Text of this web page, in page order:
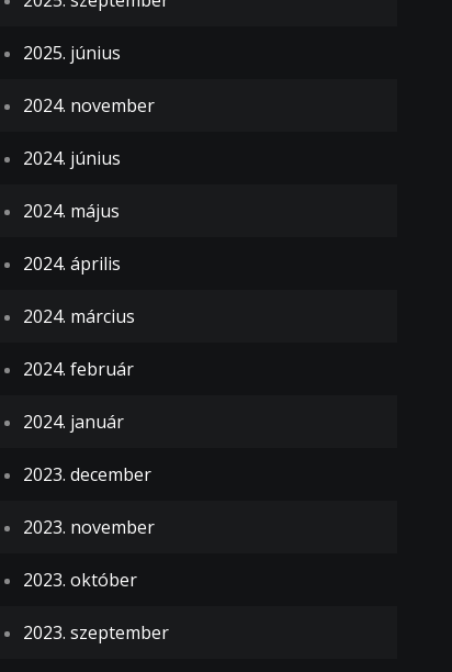
2025. június
2024. november
2024. június
2024. május
2024. április
2024. március
2024. február
2024. január
2023. december
2023. november
2023. október
2023. szeptember